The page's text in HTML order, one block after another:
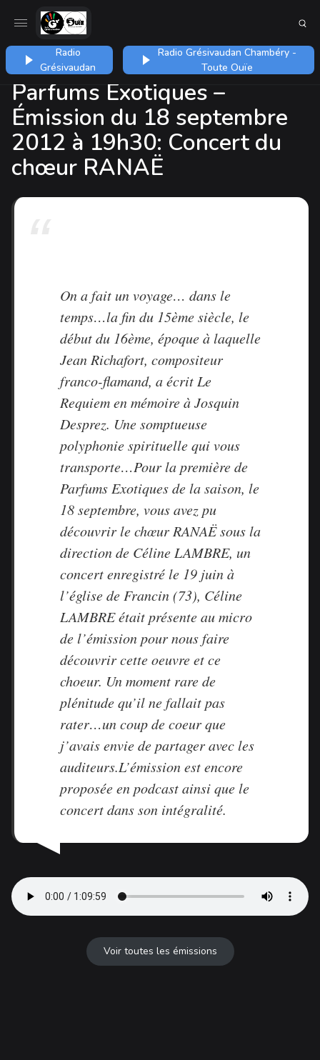
Radio
Grésivaudan
Radio Grésivaudan Chambéry -
Toute Ouïe
Parfums Exotiques –
Émission du 18 septembre
2012 à 19h30: Concert du
chœur RANAË
On a fait un voyage… dans le
temps…la fin du 15ème siècle, le
début du 16ème, époque à laquelle
Jean Richafort, compositeur
franco-flamand, a écrit Le
Requiem en mémoire à Josquin
Desprez. Une somptueuse
polyphonie spirituelle qui vous
transporte…Pour la première de
Parfums Exotiques de la saison, le
18 septembre, vous avez pu
découvrir le chœur RANAË sous la
direction de Céline LAMBRE, un
concert enregistré le 19 juin à
l’église de Francin (73), Céline
LAMBRE était présente au micro
de l’émission pour nous faire
découvrir cette oeuvre et ce
choeur. Un moment rare de
plénitude qu’il ne fallait pas
rater…un coup de coeur que
j’avais envie de partager avec les
auditeurs.L’émission est encore
proposée en podcast ainsi que le
concert dans son intégralité.
Voir toutes les émissions